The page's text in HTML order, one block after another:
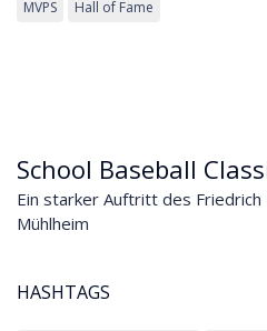
MVPS Hall of Fame
School Baseball
Ein starker Auftritt des Friedrich
Mühlheim
HASHTAGS